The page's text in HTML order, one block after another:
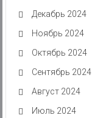
Декабрь 2024
Ноябрь 2024
Октябрь 2024
Сентябрь 2024
Август 2024
Июль 2024